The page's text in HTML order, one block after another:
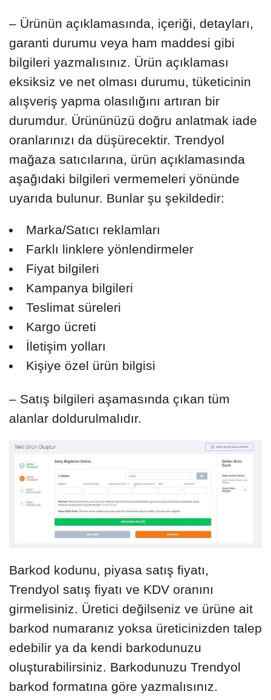
– Ürünün açıklamasında, içeriği, detayları,
garanti durumu veya ham maddesi gibi
bilgileri yazmalısınız. Ürün açıklaması
eksiksiz ve net olması durumu, tüketicinin
alışveriş yapma olasılığını artıran bir
durumdur. Ürününüzü doğru anlatmak iade
oranlarınızı da düşürecektir. Trendyol
mağaza satıcılarına, ürün açıklamasında
aşağıdaki bilgileri vermemeleri yönünde
uyarıda bulunur. Bunlar şu şekildedir:
Marka/Satıcı reklamları
Farklı linklere yönlendirmeler
Fiyat bilgileri
Kampanya bilgileri
Teslimat süreleri
Kargo ücreti
İletişim yolları
Kişiye özel ürün bilgisi
– Satış bilgileri aşamasında çıkan tüm
alanlar doldurulmalıdır.
Barkod kodunu, piyasa satış fiyatı,
Trendyol satış fiyatı ve KDV oranını
girmelisiniz. Üretici değilseniz ve ürüne ait
barkod numaranız yoksa üreticinizden talep
edebilir ya da kendi barkodunuzu
oluşturabilirsiniz. Barkodunuzu Trendyol
barkod formatına göre yazmalısınız.